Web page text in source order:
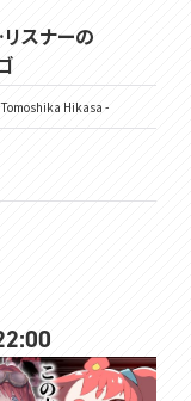
スナーの
Tomoshika Hikasa -